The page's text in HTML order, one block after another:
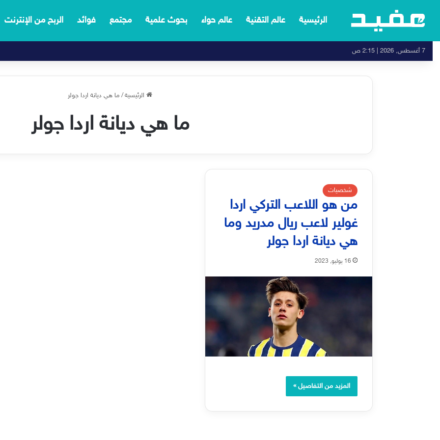
الرئيسية عالم التقنية عالم حواء بحوث علمية مجتمع فوائد الربح من الإنترنت
7 أغسطس, 2026 | 2:15 ص
الرئيسية/ ما هي ديانة اردا جولر
ما هي ديانة اردا جولر
شخصيات
من هو اللاعب التركي اردا
غولير لاعب ريال مدريد وما
هي ديانة اردا جولر
16 يوليو, 2023
المزيد من التفاصيل »